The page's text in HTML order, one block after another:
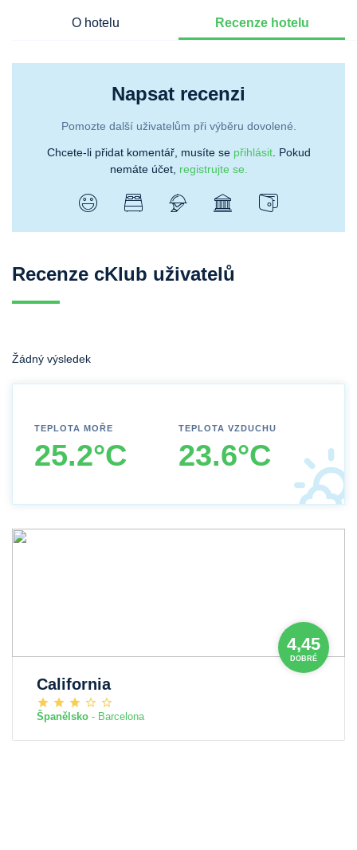
O hotelu Recenze hotelu
Napsat recenzi
Pomozte další uživatelům při výběru dovolené.
Chcete-li přidat komentář, musíte se přihlásit. Pokud
nemáte účet, registrujte se.
Recenze cKlub uživatelů
Žádný výsledek
TEPLOTA MOŘE
25.2°C
TEPLOTA VZDUCHU
23.6°C
4,45
DOBRÉ
California
Španělsko - Barcelona